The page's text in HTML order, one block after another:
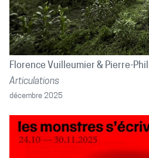
Florence Vuilleumier
Pierre-
Articulations
décembre 2025